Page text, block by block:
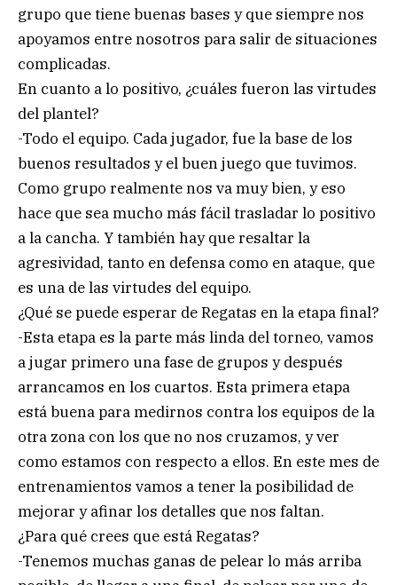
grupo que tiene buenas bases y que siempre nos
apoyamos entre nosotros para salir de situaciones
complicadas.
En cuanto a lo positivo, ¿cuáles fueron las virtudes
del plantel?
-Todo el equipo. Cada jugador, fue la base de los
buenos resultados y el buen juego que tuvimos.
Como grupo realmente nos va muy bien, y eso
hace que sea mucho más fácil trasladar lo positivo
a la cancha. Y también hay que resaltar la
agresividad, tanto en defensa como en ataque, que
es una de las virtudes del equipo.
¿Qué se puede esperar de Regatas en la etapa final?
-Esta etapa es la parte más linda del torneo, vamos
a jugar primero una fase de grupos y después
arrancamos en los cuartos. Esta primera etapa
está buena para medirnos contra los equipos de la
otra zona con los que no nos cruzamos, y ver
como estamos con respecto a ellos. En este mes de
entrenamientos vamos a tener la posibilidad de
mejorar y afinar los detalles que nos faltan.
¿Para qué crees que está Regatas?
-Tenemos muchas ganas de pelear lo más arriba